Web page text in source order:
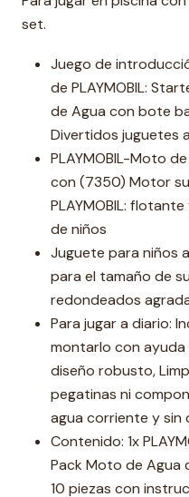
set.
Juego de
de PLAYMOBIL:
de Agua con bote
Divertidos juguetes
PLAYMOBIL-Moto
con (7350) Motor
PLAYMOBIL:
de niños
Juguete para niños
para el tamaño de
redondeados
Para jugar a diario:
montarlo con ayuda
diseño robusto,
pegatinas ni
agua corriente y sin
Contenido: 1x
Pack Moto de Agua
10 piezas con